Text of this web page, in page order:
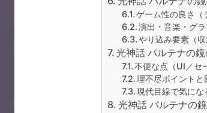
ゲーム性の良さ（
演出・音楽・グ
やり込み要素（収
光神話 パルテナの
不便な点（UI／セ
理不尽ポイントと
現代目線で気にな
光神話 パルテナの